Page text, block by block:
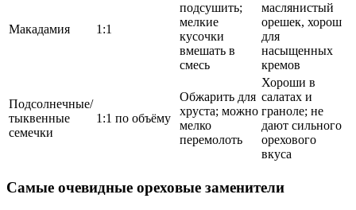
Макадамия 1:1
подсушить;
мелкие
кусочки
вмешать в
смесь
маслянистый
орешек, хорош
для
насыщенных
кремов
Подсолнечные/
тыквенные
семечки
1:1 по объёму
Обжарить для
хруста; можно
мелко
перемолоть
Хороши в
салатах и
граноле; не
дают сильного
орехового
вкуса
Самые очевидные ореховые заменители